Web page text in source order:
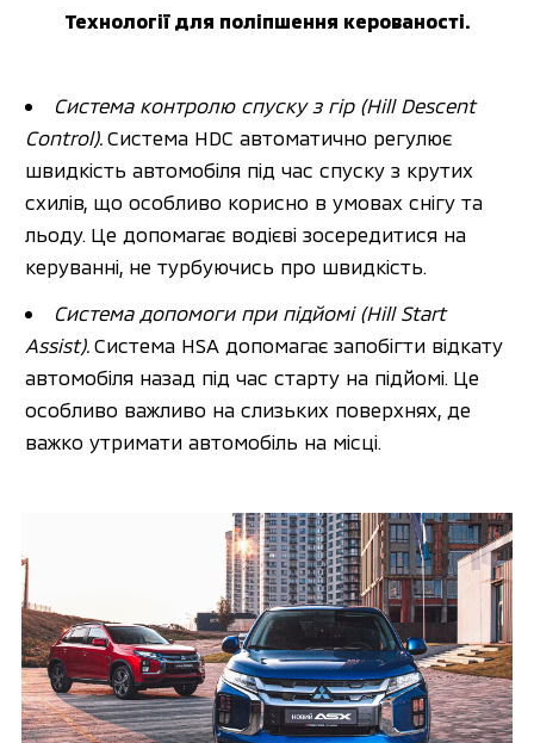
Технології для поліпшення керованості.
Система контролю спуску з гір (Hill Descent
Control). Система HDC автоматично регулює
швидкість автомобіля під час спуску з крутих
схилів, що особливо корисно в умовах снігу та
льоду. Це допомагає водієві зосередитися на
керуванні, не турбуючись про швидкість.
Система допомоги при підйомі (Hill Start
Assist). Система HSA допомагає запобігти відкату
автомобіля назад під час старту на підйомі. Це
особливо важливо на слизьких поверхнях, де
важко утримати автомобіль на місці.